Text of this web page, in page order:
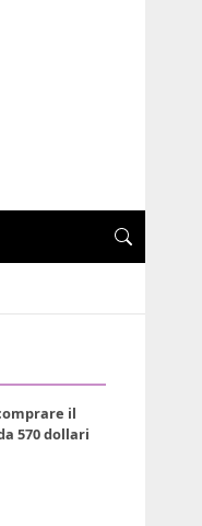
il
570 dollari